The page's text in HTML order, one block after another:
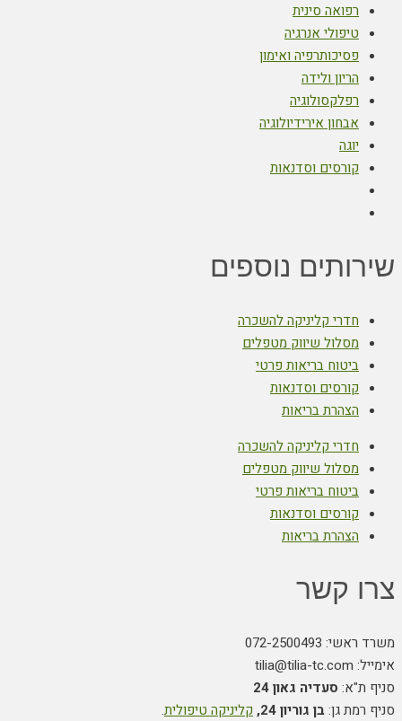
רפואה סינית
טיפולי אנרגיה
פסיכותרפיה ואימון
הריון ולידה
רפלקסולוגיה
אבחון אירידיולוגיה
יוגה
קורסים וסדנאות
שירותים נוספים
חדרי קליניקה להשכרה
מסלול שיווק מטפלים
ביטוח בריאות פרטי
קורסים וסדנאות
הצהרת בריאות
חדרי קליניקה להשכרה
מסלול שיווק מטפלים
ביטוח בריאות פרטי
קורסים וסדנאות
הצהרת בריאות
צרו קשר
משרד ראשי: 072-2500493
אימייל: tilia@tilia-tc.com
סניף ת"א:סעדיה גאון 24
סניף רמת גן:בן גוריון 24, קליניקה טיפולית.